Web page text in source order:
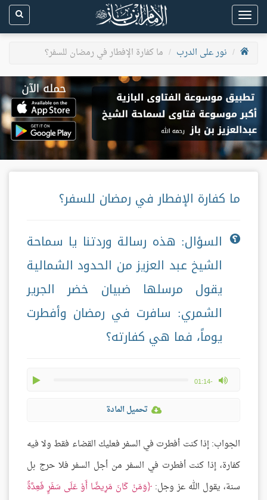
Toggle
navigation
نور على الدرب
ما كفارة الإفطار في رمضان للسفر؟
ما كفارة الإفطار في رمضان للسفر؟
السؤال: هذه رسالة وردتنا يا سماحة
الشيخ عبد العزيز من الحدود الشمالية
يقول مرسلها ضبيان خضر الجرير
الشمري: سافرت في رمضان وأفطرت
يوماً، فما هي كفارته؟
-01:14
max volume
تحميل المادة
الجواب: إذا كنت أفطرت في السفر فعليك القضاء فقط ولا فيه
كفارة، إذا كنت أفطرت في السفر من أجل السفر فلا حرج بل
سنة، يقول الله عز وجل: وَمَنْ كَانَ مَرِيضًا أَوْ عَلَى سَفَرٍ فَعِدَّةٌ